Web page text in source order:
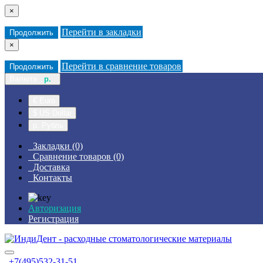
×
Продолжить Перейти в закладки
×
Продолжить Перейти в сравнение товаров
р.
Закладки (0)
Сравнение товаров (0)
Доставка
Контакты
Авторизация
Регистрация